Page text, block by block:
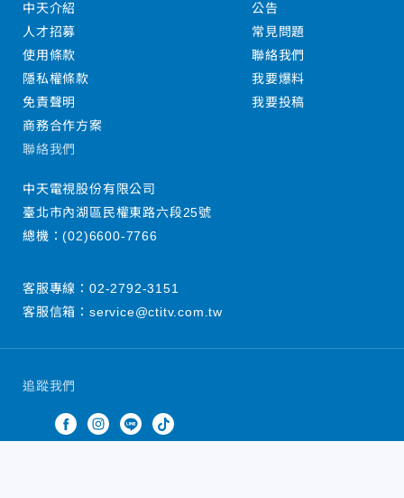
追蹤我們
中天介紹
人才招募
使用條款
隱私權條款
免責聲明
商務合作方案
公告
常見問題
聯絡我們
我要爆料
我要投稿
聯絡我們
中天電視股份有限公司
臺北市內湖區民權東路六段25號
總機：(02)6600-7766
客服專線： 02-2792-3151
客服信箱： service@ctitv.com.tw